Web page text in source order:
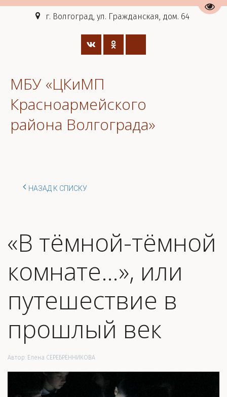
г. Волгоград, ул. Гражданская, дом. 64
МБУ «ЦКиМП
Красноармейского
района Волгограда»
НАЗАД К СПИСКУ
«В тёмной-тёмной
комнате…», или
путешествие в
прошлый век
Автор: Елена СЕРЕБРЕННИКОВА